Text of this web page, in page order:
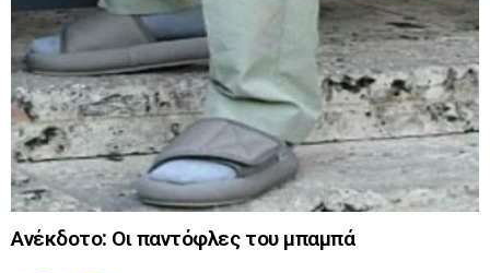
Ανέκδοτο: Οι παντόφλες του μπαμπά